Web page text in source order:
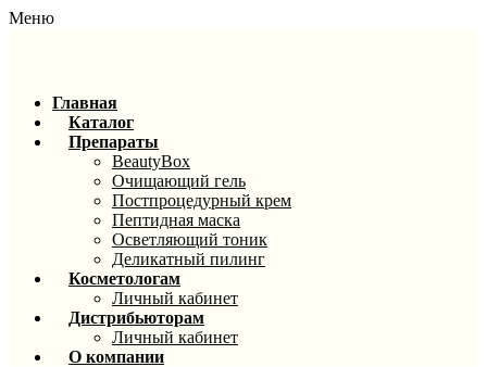
Меню
Главная
Каталог
Препараты
BeautyBox
Очищающий гель
Постпроцедурный крем
Пептидная маска
Осветляющий тоник
Деликатный пилинг
Косметологам
Личный кабинет
Дистрибьюторам
Личный кабинет
О компании